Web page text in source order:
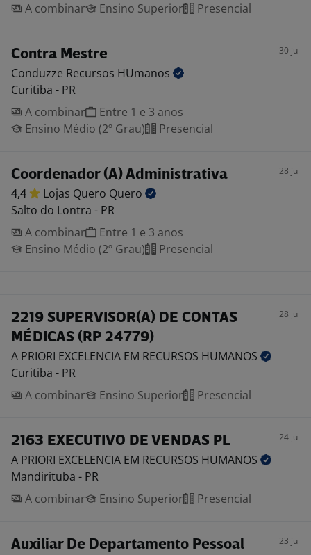
A combinar
Ensino Superior Presencial
Contra Mestre 30 jul
Conduzze Recursos HUmanos
Curitiba - PR
A combinar
Entre 1 e 3 anos
Ensino Médio (2º Grau)
Presencial
Coordenador (A) Administrativa 28 jul
4,4 Lojas Quero Quero
Salto do Lontra - PR
A combinar
Entre 1 e 3 anos
Ensino Médio (2º Grau)
Presencial
2219 SUPERVISOR(A) DE CONTAS
MÉDICAS (RP 24779)
28 jul
A PRIORI EXCELENCIA EM RECURSOS HUMANOS
Curitiba - PR
A combinar
Ensino Superior Presencial
2163 EXECUTIVO DE VENDAS PL 24 jul
A PRIORI EXCELENCIA EM RECURSOS HUMANOS
Mandirituba - PR
A combinar
Ensino Superior Presencial
Auxiliar De Departamento Pessoal 23 jul